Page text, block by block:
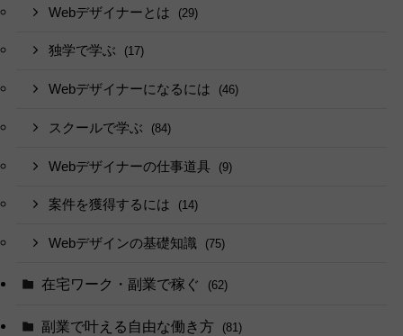
Webデザイナーとは (29)
独学で学ぶ (17)
Webデザイナーになるには (46)
スクールで学ぶ (84)
Webデザイナーの仕事道具 (9)
案件を獲得するには (14)
Webデザインの基礎知識 (75)
在宅ワーク・副業で稼ぐ (62)
副業で叶える自由な働き方 (81)